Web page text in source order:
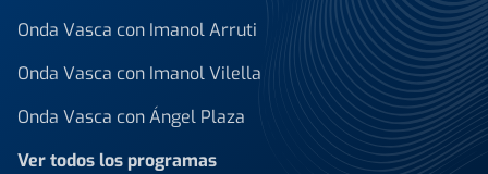
Onda Vasca con Imanol Arruti
Onda Vasca con Imanol Vilella
Onda Vasca con Ángel Plaza
Ver todos los programas